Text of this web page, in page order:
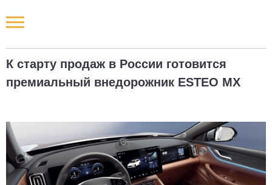
К старту продаж в России готовится
премиальный внедорожник ESTEO MX
Новости РФ
Городские новости
Наши мероприятия
Статьи